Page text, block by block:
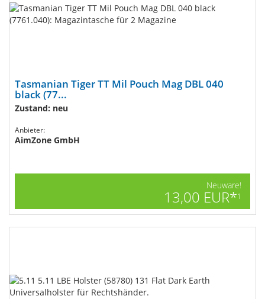
Tasmanian Tiger TT Mil Pouch Mag DBL 040
black (77...
Zustand: neu
Anbieter:
AimZone GmbH
Neuware!
13,00 EUR*1